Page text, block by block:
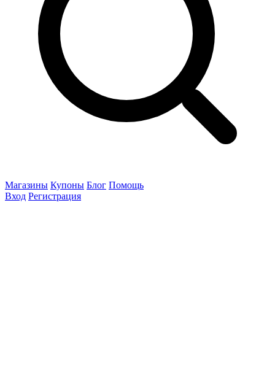
Магазины Купоны Блог Помощь
Вход Регистрация